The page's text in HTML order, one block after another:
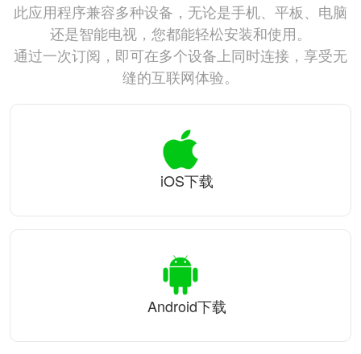
此应用程序兼容多种设备，无论是手机、平板、电脑
还是智能电视，您都能轻松安装和使用。
通过一次订阅，即可在多个设备上同时连接，享受无
缝的互联网体验。
iOS下载
Android下载